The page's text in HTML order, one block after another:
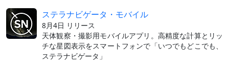
ステラナビゲータ・モバイル
8月4日 リリース
天体観察・撮影用モバイルアプリ。高精度な計算とリッ
チな星図表示をスマートフォンで「いつでもどこでも、
ステラナビゲータ」